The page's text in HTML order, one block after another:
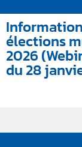
élections
2026
du 28